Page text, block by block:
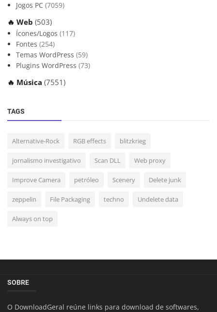
Jogos PC (7059)
🔥 Web (503)
Ícones/Logos (117)
Fontes (254)
Temas WordPress (59)
Plugins WordPress (73)
🔥 Música (7551)
TAGS
Alternative-Rock RGB effects blitzkrieg
jornalismo investigativo Scan DLL Web proxy
Improve Camera petróleo Scenery Delete junk
zeppelin File Packaging techno Undelete data
Always on top
SOBRE
O DownloadGeral reúne links para download de softwares,